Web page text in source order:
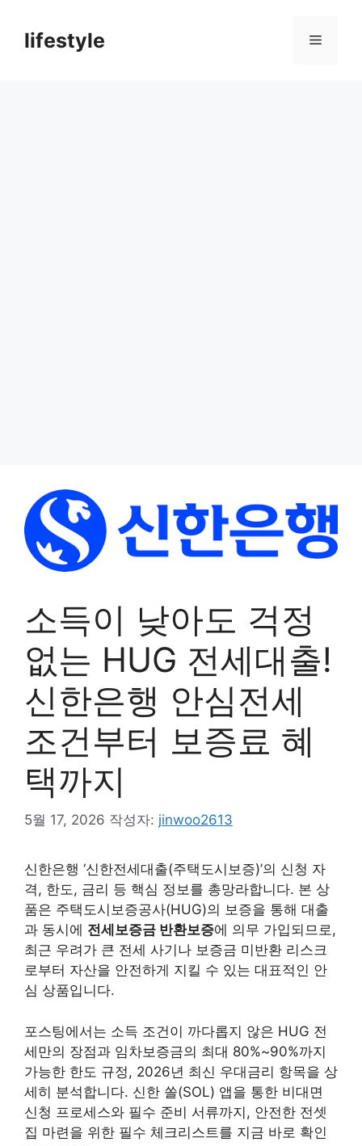
lifestyle 메
소득이 낮아도 걱정
없는 HUG 전세대출!
신한은행 안심전세
조건부터 보증료 혜
택까지
5월 17, 2026 작성자: jinwoo2613
신한은행 ‘신한전세대출(주택도시보증)’의 신청 자
격, 한도, 금리 등 핵심 정보를 총망라합니다. 본 상
품은 주택도시보증공사(HUG)의 보증을 통해 대출
과 동시에 전세보증금 반환보증에 의무 가입되므로,
최근 우려가 큰 전세 사기나 보증금 미반환 리스크
로부터 자산을 안전하게 지킬 수 있는 대표적인 안
심 상품입니다.
포스팅에서는 소득 조건이 까다롭지 않은 HUG 전
세만의 장점과 임차보증금의 최대 80%~90%까지
가능한 한도 규정, 2026년 최신 우대금리 항목을 상
세히 분석합니다. 신한 쏠(SOL) 앱을 통한 비대면
신청 프로세스와 필수 준비 서류까지, 안전한 전셋
집 마련을 위한 필수 체크리스트를 지금 바로 확인